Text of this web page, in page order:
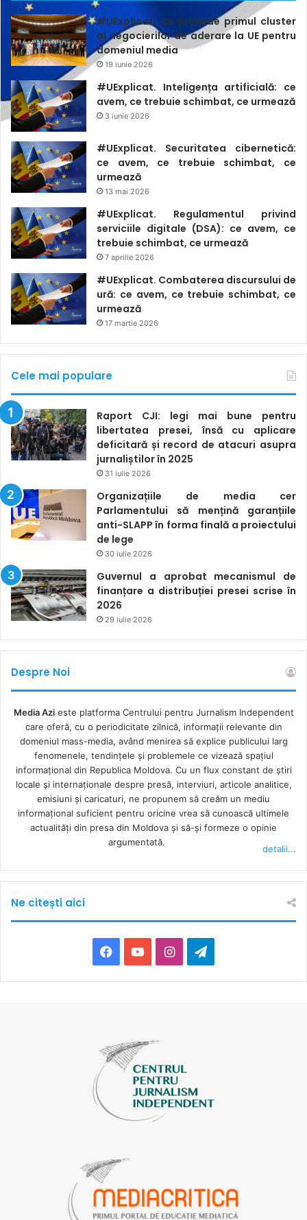
#UExplicat. Ce prevede primul cluster
al negocierilor de aderare la UE pentru
domeniul media
19 iunie 2026
#UExplicat. Inteligența artificială: ce
avem, ce trebuie schimbat, ce urmează
3 iunie 2026
#UExplicat. Securitatea cibernetică:
ce avem, ce trebuie schimbat, ce
urmează
13 mai 2026
#UExplicat. Regulamentul privind
serviciile digitale (DSA): ce avem, ce
trebuie schimbat, ce urmează
7 aprilie 2026
#UExplicat. Combaterea discursului de
ură: ce avem, ce trebuie schimbat, ce
urmează
17 martie 2026
Cele mai populare
Raport CJI: legi mai bune pentru
libertatea presei, însă cu aplicare
deficitară și record de atacuri asupra
jurnaliștilor în 2025
31 iulie 2026
Organizațiile de media cer
Parlamentului să mențină garanțiile
anti-SLAPP în forma finală a proiectului
de lege
30 iulie 2026
Guvernul a aprobat mecanismul de
finanțare a distribuției presei scrise în
2026
29 iulie 2026
Despre Noi
Media Azieste platforma Centrului pentru Jurnalism Independent
care oferă, cu o periodicitate zilnică, informații relevante din
domeniul mass-media, având menirea să explice publicului larg
fenomenele, tendințele și problemele ce vizează spațiul
informațional din Republica Moldova. Cu un flux constant de ştiri
locale şi internaţionale despre presă, interviuri, articole analitice,
emisiuni și caricaturi, ne propunem să creăm un mediu
informaţional suficient pentru oricine vrea să cunoască ultimele
actualităţi din presa din Moldova şi să-şi formeze o opinie
argumentată.
detalii...
Ne citești aici
Facebook
YouTubeInstagramTelegram